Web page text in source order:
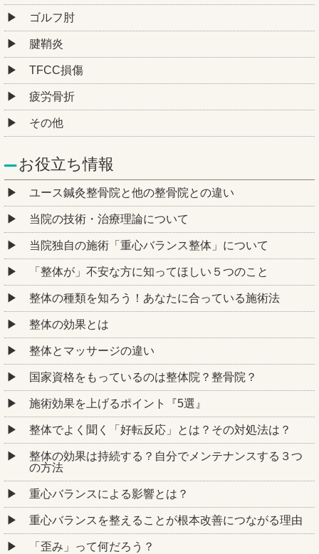
ゴルフ肘
腱鞘炎
TFCC損傷
疲労骨折
その他
お役立ち情報
ユース鍼灸整骨院と他の整骨院との違い
当院の技術・治療理論について
当院独自の施術「重心バランス整体」について
「整体が」不安な方に知ってほしい５つのこと
整体の種類を知ろう！あなたに合っている施術法
整体の効果とは
整体とマッサージの違い
国家資格をもっているのは整体院？整骨院？
施術効果を上げるポイント『5選』
整体でよく聞く「好転反応」とは？その対処法は？
整体の効果は持続する？自分でメンテナンスする３つ
の方法
重心バランスによる影響とは？
重心バランスを整えることが根本改善につながる理由
「歪み」って何だろう？